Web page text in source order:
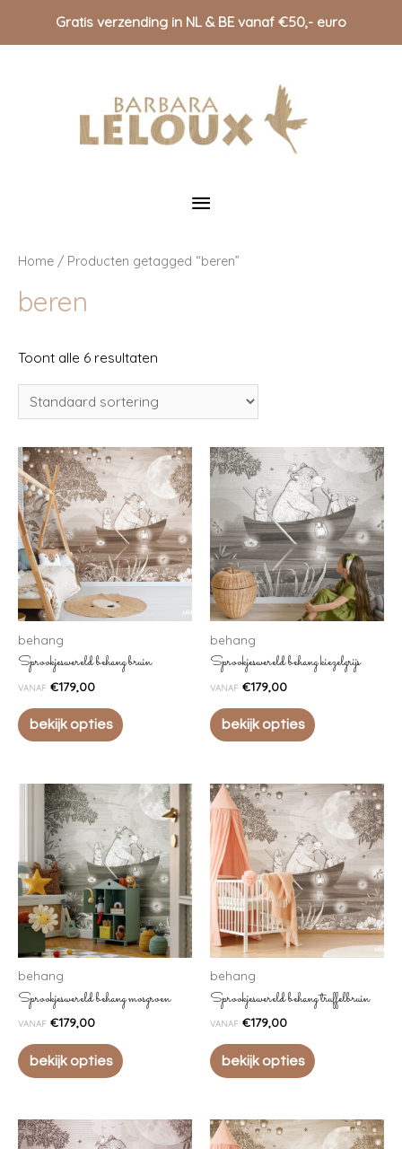
Gratis verzending in NL & BE vanaf €50,- euro
Hoofdmenu
Home / Producten getagged “beren”
beren
Toont alle 6 resultaten
behang
Sprookjeswereld behang bruin
VANAF €179,00
bekijk opties
behang
Sprookjeswereld behang kiezelgrijs
VANAF €179,00
bekijk opties
behang
Sprookjeswereld behang mosgroen
VANAF €179,00
bekijk opties
behang
Sprookjeswereld behang truffelbruin
VANAF €179,00
bekijk opties